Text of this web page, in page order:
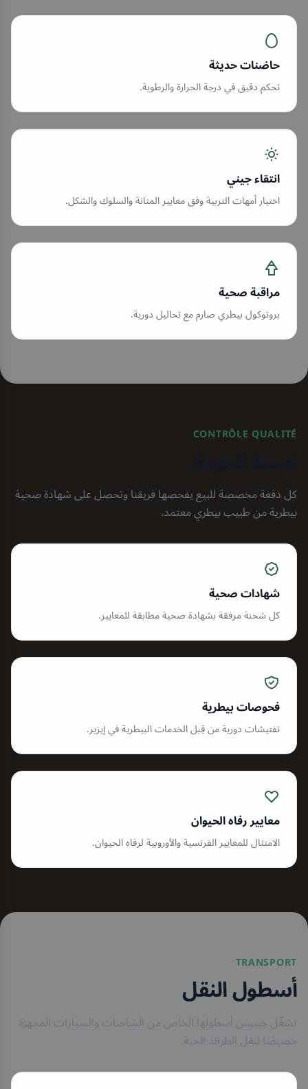
حاضنات حديثة
تحكم دقيق في درجة الحرارة والرطوبة.
انتقاء جيني
اختيار أمهات التربية وفق معايير المتانة والسلوك والشكل.
مراقبة صحية
بروتوكول بيطري صارم مع تحاليل دورية.
CONTRÔLE QUALITÉ
كل دفعة مخصصة للبيع يفحصها فريقنا وتحصل على شهادة صحية
بيطرية من طبيب بيطري معتمد.
شهادات صحية
كل شحنة مرفقة بشهادة صحية مطابقة للمعايير.
فحوصات بيطرية
تفتيشات دورية من قِبل الخدمات البيطرية في إيزير.
معايير رفاه الحيوان
الامتثال للمعايير الفرنسية والأوروبية لرفاه الحيوان.
TRANSPORT
أسطول النقل
تشغّل جيبيس أسطولها الخاص من الشاحنات والسيارات المجهزة
خصيصًا لنقل الطرائد الحية.